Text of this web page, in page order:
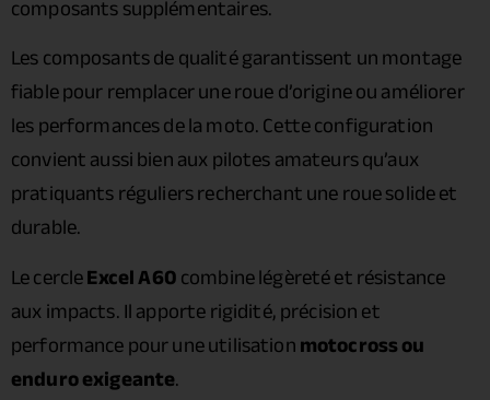
composants supplémentaires.
Les composants de qualité garantissent un montage
fiable pour remplacer une roue d’origine ou améliorer
les performances de la moto. Cette configuration
convient aussi bien aux pilotes amateurs qu’aux
pratiquants réguliers recherchant une roue solide et
durable.
Le cercleExcel A60combine légèreté et résistance
aux impacts. Il apporte rigidité, précision et
performance pour une utilisationmotocross ou
enduro exigeante.